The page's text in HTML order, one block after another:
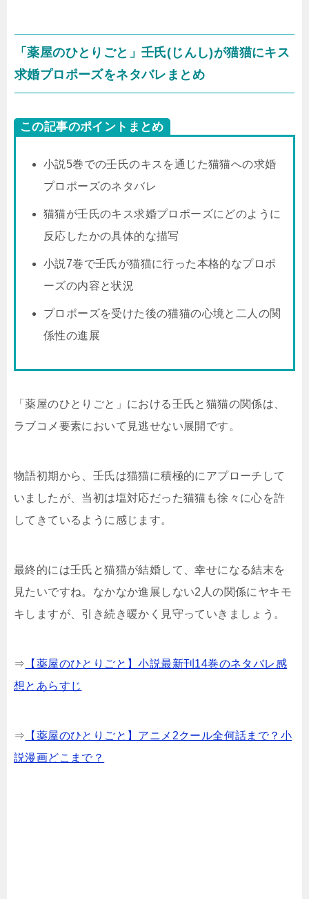
「薬屋のひとりごと」壬氏(じんし)が猫猫にキス
求婚プロポーズをネタバレまとめ
この記事のポイントまとめ
小説5巻での壬氏のキスを通じた猫猫への求婚
プロポーズのネタバレ
猫猫が壬氏のキス求婚プロポーズにどのように
反応したかの具体的な描写
小説7巻で壬氏が猫猫に行った本格的なプロポ
ーズの内容と状況
プロポーズを受けた後の猫猫の心境と二人の関
係性の進展
「薬屋のひとりごと」における壬氏と猫猫の関係は、
ラブコメ要素において見逃せない展開です。
物語初期から、壬氏は猫猫に積極的にアプローチして
いましたが、当初は塩対応だった猫猫も徐々に心を許
してきているように感じます。
最終的には壬氏と猫猫が結婚して、幸せになる結末を
見たいですね。なかなか進展しない2人の関係にヤキモ
キしますが、引き続き暖かく見守っていきましょう。
⇒ 【薬屋のひとりごと】小説最新刊14巻のネタバレ感
想とあらすじ
⇒ 【薬屋のひとりごと】アニメ2クール全何話まで？小
説漫画どこまで？